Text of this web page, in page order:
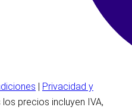
Privacidad y
los precios incluyen IVA,